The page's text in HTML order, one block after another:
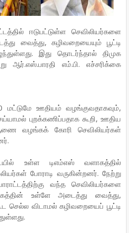
ஈடுபட்டுள்ள செவிலியர்களை
வைத்து, கழிவறையையும் பூட்டி
இது தொடர்ந்தால் திமுக
ஆர்.எஸ்.பாரதி எம்.பி. எச்சரிக்கை
மட்டுமே ஊதியம் வழங்குவதாகவும்,
புறக்கணிப்பதாக கூறி, ஊதிய
வழங்கக் கோரி செவிலியர்கள்
உள்ள டிஎம்எஸ் வளாகத்தில்
போராடி வருகின்றனர். நேற்று
வந்த செவிலியர்களை
உள்ளே அடைத்து வைத்து,
செல்ல விடாமல் கழிவறையைப் பூட்டி